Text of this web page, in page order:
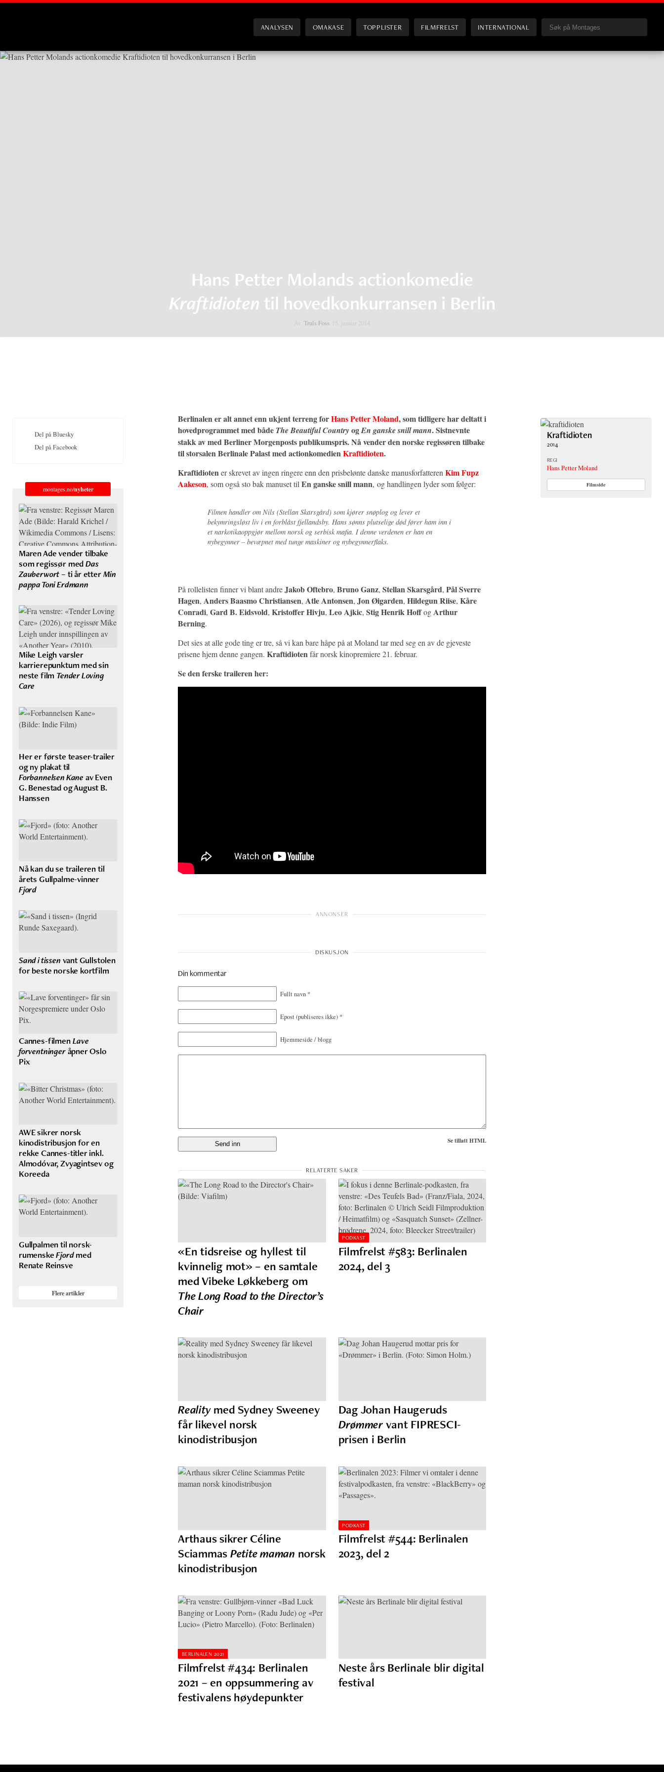
ANALYSEN OMAKASE TOPPLISTER FILMFRELST INTERNATIONAL
Hans Petter Molands actionkomedie
Kraftidioten til hovedkonkurransen i Berlin
Truls Foss
Berlinalen er alt annet enn ukjent terreng forHans Petter Moland, som tidligere har deltatt i
hovedprogrammet med både TheBeautiful CountryogEn ganske snill mann. Sistnevnte
stakk av med Berliner Morgenposts publikumspris. Nå vender den norske regissøren tilbake
til storsalen Berlinale Palast med actionkomedienKraftidioten.
Kraftidiotener skrevet av ingen ringere enn den prisbelønte danske manusforfatteren Kim Fupz
Aakeson, som også sto bak manuset til En ganske snill mann, og handlingen lyder som følger:
Filmen handler om Nils (Stellan Skarsgård) som kjører snøplog og lever et
bekymringsløst liv i en forblåst fjellandsby. Hans sønns plutselige død fører ham inn i
et narkotikaoppgjør mellom norsk og serbisk mafia. I denne verdenen er han en
nybegynner – bevæpnet med tunge maskiner og nybegynnerflaks.
På rollelisten finner vi blant andreJakob Oftebro, Bruno Ganz, Stellan Skarsgård, Pål Sverre
Hagen, Anders Baasmo Christiansen, Atle Antonsen, Jon Øigarden, Hildegun Riise, Kåre
Conradi, Gard B. Eidsvold, Kristoffer Hivju, Leo Ajkic, Stig Henrik Hoffog Arthur
Berning.
Det sies at alle gode ting er tre, så vi kan bare håpe på at Moland tar med seg en av de gjeveste
prisene hjem denne gangen. Kraftidioten får norsk kinopremiere 21. februar.
Se den ferske traileren her:
Din kommentar
Fullt navn *
Epost(publiseres ikke) *
Hjemmeside / blogg
Se tillatt HTML
«En tidsreise og hyllest til
kvinnelig mot» – en samtale
med Vibeke Løkkeberg om
The Long Road to the Director’s
Chair
PODKAST
Filmfrelst #583: Berlinalen
2024, del 3
Realitymed Sydney Sweeney
får likevel norsk
kinodistribusjon
Dag Johan Haugeruds
Drømmervant FIPRESCI-
prisen i Berlin
Arthaus sikrer Céline
SciammasPetite maman norsk
kinodistribusjon
PODKAST
Filmfrelst #544: Berlinalen
2023, del 2
BERLINALEN 2021
Filmfrelst #434: Berlinalen
2021 – en oppsummering av
festivalens høydepunkter
Neste års Berlinale blir digital
festival
Del på Bluesky
Del på Facebook
montages.no/nyheter
Maren Ade vender tilbake
som regissør medDas
Zauberwort– ti år etterMin
pappa Toni Erdmann
Mike Leigh varsler
karrierepunktum med sin
neste film Tender Loving
Care
Her er første teaser-trailer
og ny plakat til
Forbannelsen Kane av Even
G. Benestad og August B.
Hanssen
Nå kan du se traileren til
årets Gullpalme-vinner
Fjord
Sand i tissen vant Gullstolen
for beste norske kortfilm
Cannes-filmenLave
forventningeråpner Oslo
Pix
AWE sikrer norsk
kinodistribusjon for en
rekke Cannes-titler inkl.
Almodóvar, Zvyagintsev og
Koreeda
Gullpalmen til norsk-
rumenskeFjordmed
Renate Reinsve
Flere artikler
Kraftidioten
2014
REGI
Hans Petter Moland
Filmside